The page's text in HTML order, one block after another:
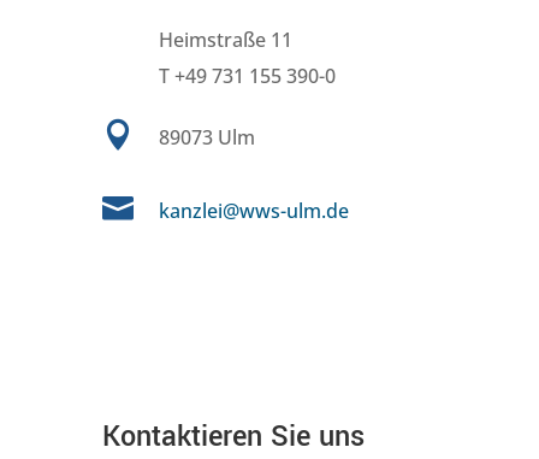
Heimstraße 11
T +49 731 155 390-0
 89073 Ulm
 kanzlei@wws-ulm.de
Kontaktieren Sie uns